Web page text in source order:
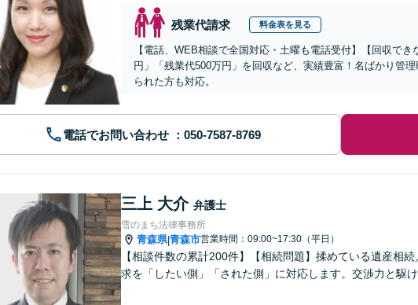
残業代請求 料金表を見る
【電話、WEB相談で全国対応・土曜も電話受付】【回収で
円」「残業代500万円」を回収など、実績豊富！名ばかり管
られた方も対応。
電話でお問い合わせ
三上 大介 弁護士
雪のまち法律事務所
青森県|青森市営業時間：09:00~17:30（平日）
【相談件数の累計200件】【相続問題】揉めている遺産相
求を「したい側」「された側」に対応します。交渉力と駆